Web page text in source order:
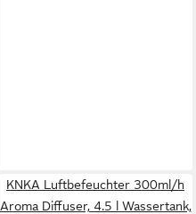
KNKA Luftbefeuchter 300ml/h
Aroma Diffuser, 4.5 l Wassertank,